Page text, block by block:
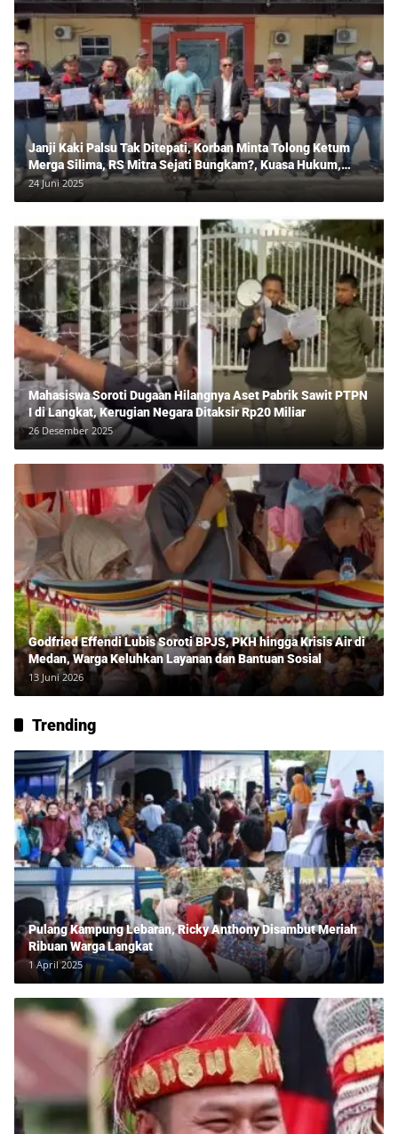
Janji Kaki Palsu Tak Ditepati, Korban Minta Tolong Ketum
Merga Silima, RS Mitra Sejati Bungkam?, Kuasa Hukum,
Hans Silalahi Dampingi Julita Cari Keadilan
24 Juni 2025
Mahasiswa Soroti Dugaan Hilangnya Aset Pabrik Sawit PTPN
I di Langkat, Kerugian Negara Ditaksir Rp20 Miliar
26 Desember 2025
Godfried Effendi Lubis Soroti BPJS, PKH hingga Krisis Air di
Medan, Warga Keluhkan Layanan dan Bantuan Sosial
13 Juni 2026
Trending
Pulang Kampung Lebaran, Ricky Anthony Disambut Meriah
Ribuan Warga Langkat
1 April 2025